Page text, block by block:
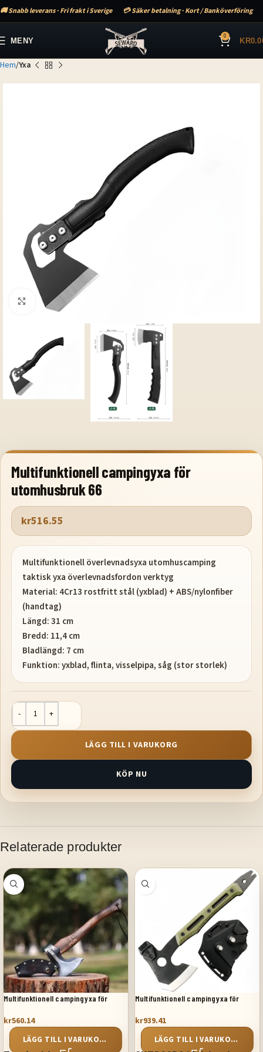
🚚 Snabb leverans · Fri frakt i Sverige 💳 Säker betalning · Kort / Banköverföring
MENY 0 KR
Hem Yxa
Klicka för att förstora
Multifunktionell campingyxa för
utomhusbruk 66
kr516.55
Multifunktionell överlevnadsyxa utomhuscamping
taktisk yxa överlevnadsfordon verktyg
Material: 4Cr13 rostfritt stål (yxblad) + ABS/nylonfiber
(handtag)
Längd: 31 cm
Bredd: 11,4 cm
Bladlängd: 7 cm
Funktion: yxblad, flinta, visselpipa, såg (stor storlek)
LÄGG TILL I VARUKORG
KÖP NU
Relaterade produkter
Multifunktionell campingyxa för
kr560.14
LÄGG TILL I VARUKORG
Multifunktionell campingyxa för
kr939.41
LÄGG TILL I VARUKORG